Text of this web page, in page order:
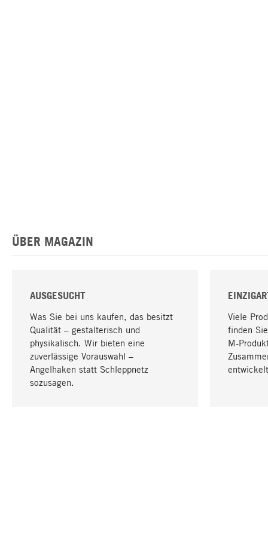
ÜBER MAGAZIN
AUSGESUCHT
Was Sie bei uns kaufen, das besitzt
Qualität – gestalterisch und
physikalisch. Wir bieten eine
zuverlässige Vorauswahl –
Angelhaken statt Schleppnetz
sozusagen.
Viele
finden
M-